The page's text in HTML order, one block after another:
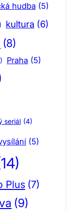
hudba (5)
kultura (6)
(8)
Praha (5)
seriál (4)
(5)
Plus (7)
(9)